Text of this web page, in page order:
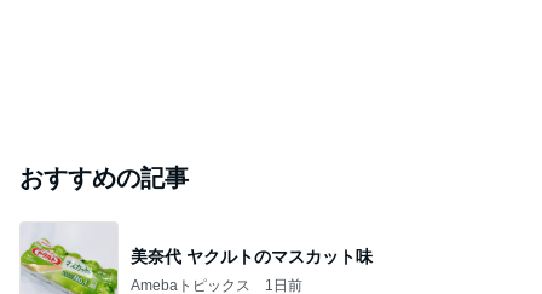
おすすめの記事
美奈代 ヤクルトのマスカット味
Amebaトピックス 1日前